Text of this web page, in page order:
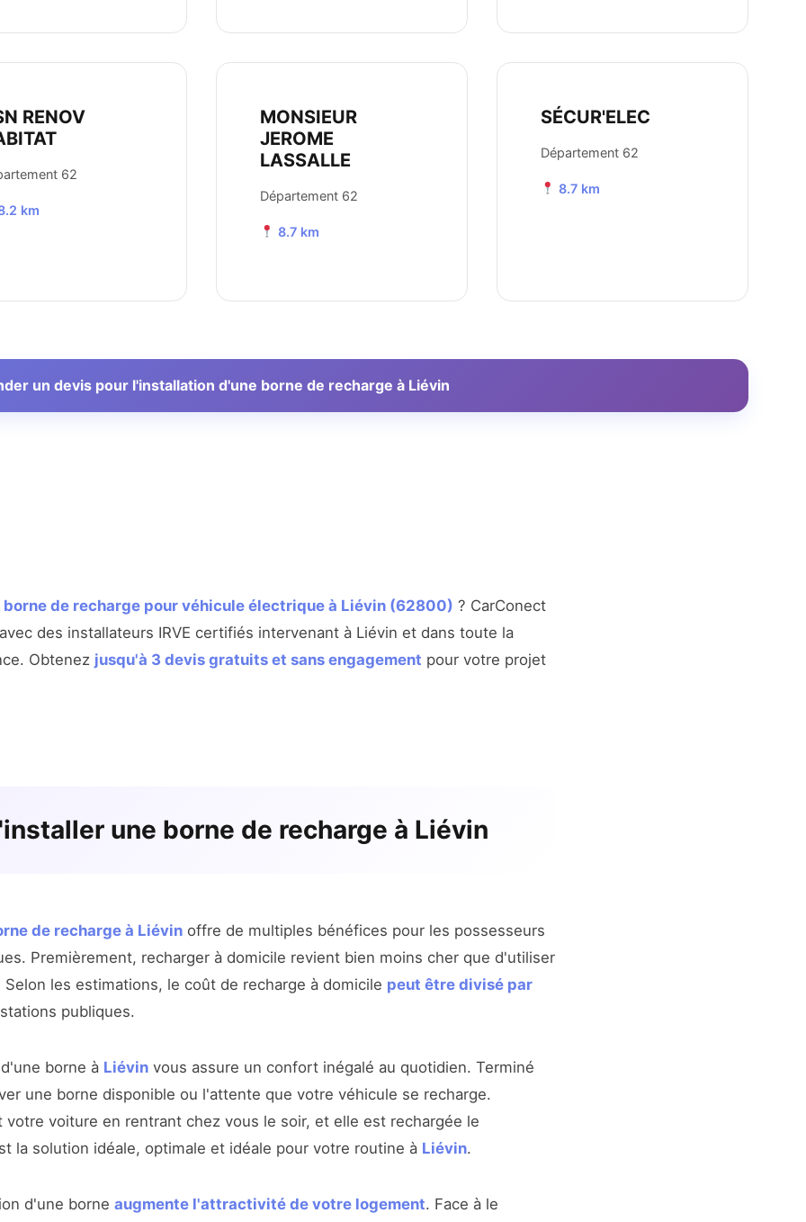
RENOV
62
km
MONSIEUR
JEROME
LASSALLE
Département 62
8.7 km
SÉCUR'ELEC
Département 62
8.7 km
un devis pour l'installation d'une borne de recharge à Liévin
borne de recharge pour véhicule électrique à Liévin (62800) ? CarConect
des installateurs IRVE certifiés intervenant à Liévin et dans toute la
Obtenez jusqu'à 3 devis gratuits et sans engagement pour votre projet
une borne de recharge à Liévin
de recharge à Liévin offre de multiples bénéfices pour les possesseurs
Premièrement, recharger à domicile revient bien moins cher que d'utiliser
les estimations, le coût de recharge à domicile peut être divisé par
publiques.
borne à Liévin vous assure un confort inégalé au quotidien. Terminé
une borne disponible ou l'attente que votre véhicule se recharge.
votre voiture en rentrant chez vous le soir, et elle est rechargée le
la solution idéale, optimale et idéale pour votre routine à Liévin.
d'une borne augmente l'attractivité de votre logement. Face à le